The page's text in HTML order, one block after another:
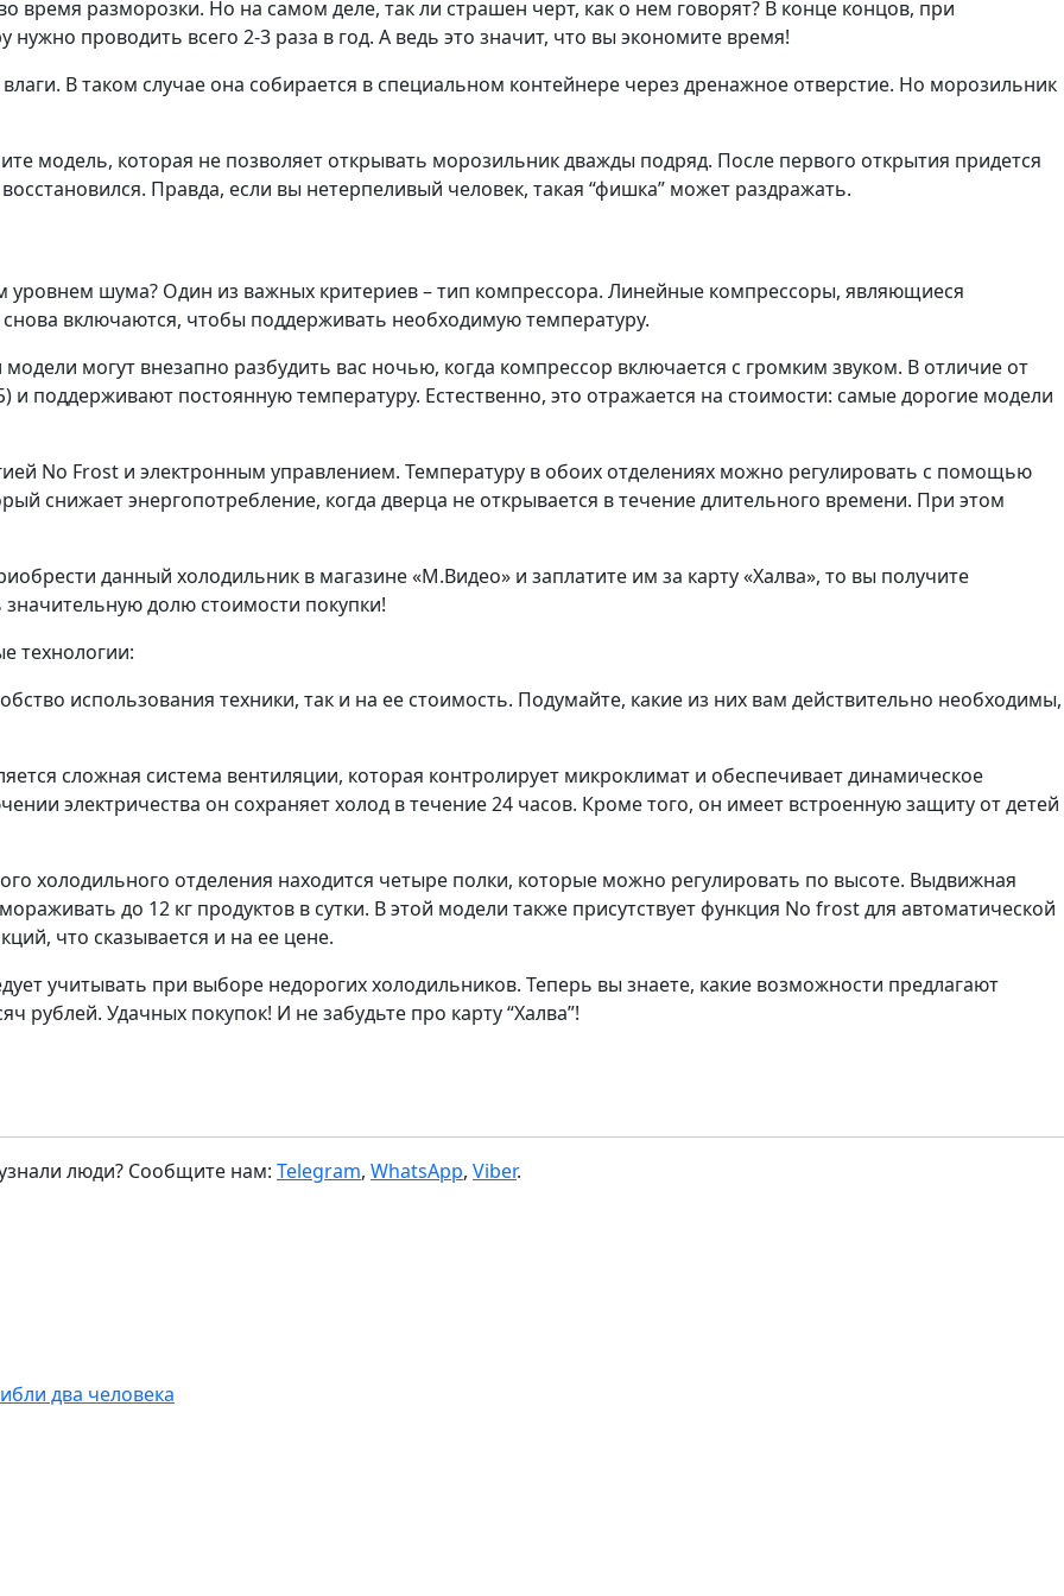
время разморозки. Но на самом деле, так ли страшен черт, как о нем говорят? В конце концов, при
проводить всего 2-3 раза в год. А ведь это значит, что вы экономите время!
В таком случае она собирается в специальном контейнере через дренажное отверстие. Но морозильник
модель, которая не позволяет открывать морозильник дважды подряд. После первого открытия придется
Правда, если вы нетерпеливый человек, такая “фишка” может раздражать.
шума? Один из важных критериев – тип компрессора. Линейные компрессоры, являющиеся
включаются, чтобы поддерживать необходимую температуру.
могут внезапно разбудить вас ночью, когда компрессор включается с громким звуком. В отличие от
поддерживают постоянную температуру. Естественно, это отражается на стоимости: самые дорогие модели
No Frost и электронным управлением. Температуру в обоих отделениях можно регулировать с помощью
снижает энергопотребление, когда дверца не открывается в течение длительного времени. При этом
данный холодильник в магазине «М.Видео» и заплатите им за карту «Халва», то вы получите
долю стоимости покупки!
технологии:
использования техники, так и на ее стоимость. Подумайте, какие из них вам действительно необходимы,
сложная система вентиляции, которая контролирует микроклимат и обеспечивает динамическое
электричества он сохраняет холод в течение 24 часов. Кроме того, он имеет встроенную защиту от детей
холодильного отделения находится четыре полки, которые можно регулировать по высоте. Выдвижная
до 12 кг продуктов в сутки. В этой модели также присутствует функция No frost для автоматической
что сказывается и на ее цене.
учитывать при выборе недорогих холодильников. Теперь вы знаете, какие возможности предлагают
Удачных покупок! И не забудьте про карту “Халва”!
люди? Сообщите нам: Telegram, WhatsApp, Viber.
два человека